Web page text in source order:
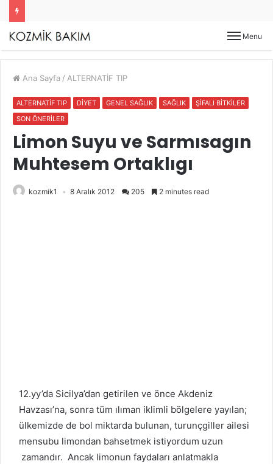
Menu
Ana Sayfa / ALTERNATİF TIP
ALTERNATİF TIP DİYET GENEL SAĞLIK SAĞLIK
ŞİFALI BİTKİLER
SON ÖNERİLER
Limon Suyu ve Sarmısagın
Muhtesem Ortaklıgı
kozmik1 8 Aralık 2012 205 2 minutes read
12.yy’da Sicilya’dan getirilen ve önce Akdeniz
Havzası’na, sonra tüm ılıman iklimli bölgelere yayılan;
ülkemizde de bol miktarda bulunan, turunçgiller ailesi
mensubu limondan bahsetmek istiyordum uzun
zamandır. Ancak limonun faydaları anlatmakla